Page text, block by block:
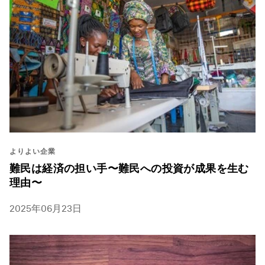
よりよい企業
難民は経済の担い手〜難民への投資が成果を生む
理由〜
2025年06月23日